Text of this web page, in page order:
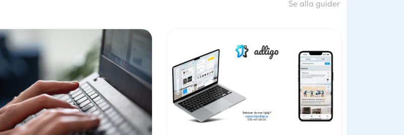
Se alla guider